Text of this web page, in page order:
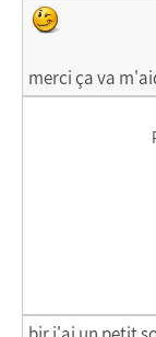
merci ça va